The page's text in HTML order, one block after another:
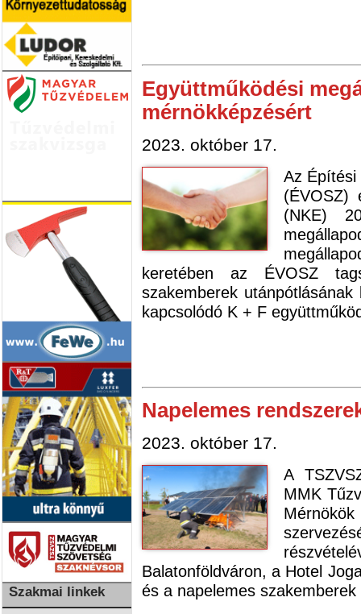
Szakmai linkek
Együttműködési
mérnökképzésért
2023. október 17.
Az Építési
(ÉVOSZ)
(NKE)
keretében az ÉVOSZ
szakemberek
kapcsolódó K + F
Napelemes
2023. október 17.
A
MMK
Balatonföldváron, a Hotel
és a napelemes